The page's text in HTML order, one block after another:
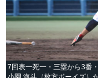
7回表一死一・三塁から3番